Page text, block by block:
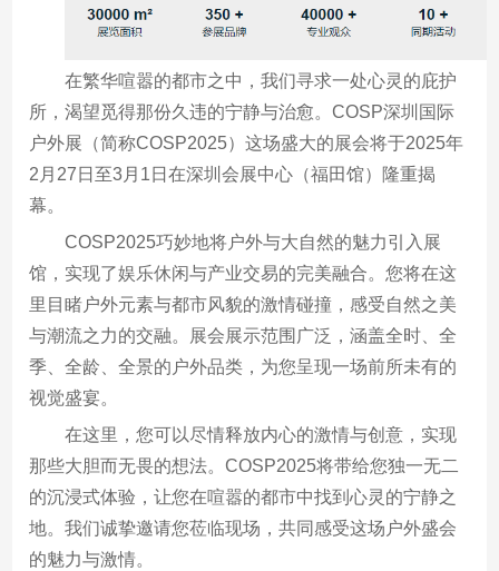
在繁华喧嚣的都市之中，我们寻求一处心灵的庇护
所，渴望觅得那份久违的宁静与治愈。COSP深圳国际
户外展（简称COSP2025）这场盛大的展会将于2025年
2月27日至3月1日在深圳会展中心（福田馆）隆重揭
幕。
COSP2025巧妙地将户外与大自然的魅力引入展
馆，实现了娱乐休闲与产业交易的完美融合。您将在这
里目睹户外元素与都市风貌的激情碰撞，感受自然之美
与潮流之力的交融。展会展示范围广泛，涵盖全时、全
季、全龄、全景的户外品类，为您呈现一场前所未有的
视觉盛宴。
在这里，您可以尽情释放内心的激情与创意，实现
那些大胆而无畏的想法。COSP2025将带给您独一无二
的沉浸式体验，让您在喧嚣的都市中找到心灵的宁静之
地。我们诚挚邀请您莅临现场，共同感受这场户外盛会
的魅力与激情。